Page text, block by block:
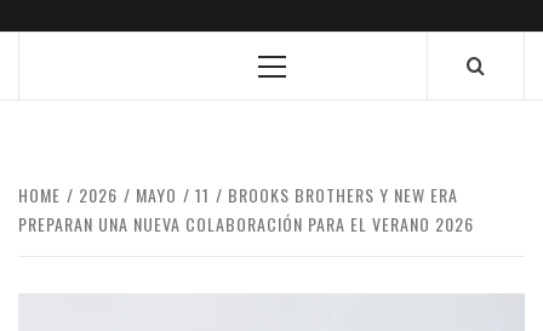
HOME 2026 MAYO 11
BROOKS BROTHERS Y NEW ERA
PREPARAN UNA NUEVA COLABORACIÓN PARA EL VERANO 2026